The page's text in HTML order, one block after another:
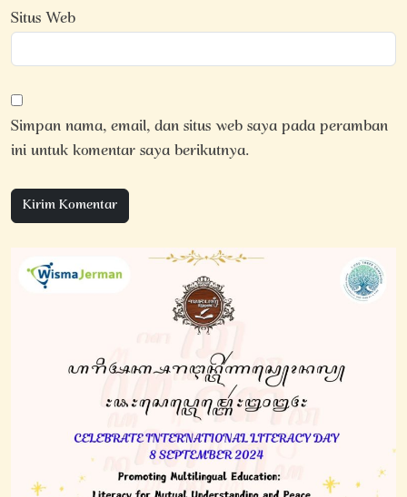
Situs Web
Simpan nama, email, dan situs web saya pada peramban
ini untuk komentar saya berikutnya.